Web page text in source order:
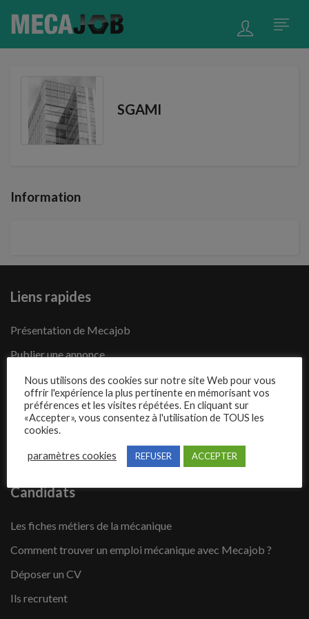
SGAMI
Information
Liens rapides
Présentation de Mecajob
Publier une annonce
Offres d’emploi
Questions fréquentes
Blog
Contact
Candidats
Les fiches métiers de la mécanique
Comment trouver un emploi mécanique avec Mecajob ?
Déposer un CV
Ils recrutent
Nous utilisons des cookies sur notre site Web pour vous
offrir l'expérience la plus pertinente en mémorisant vos
préférences et les visites répétées. En cliquant sur
«Accepter», vous consentez à l'utilisation de TOUS les
cookies.
paramètres cookies REFUSER ACCEPTER